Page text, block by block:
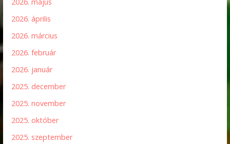
2026. április
2026. március
2026. február
2026. január
2025. december
2025. november
2025. október
2025. szeptember